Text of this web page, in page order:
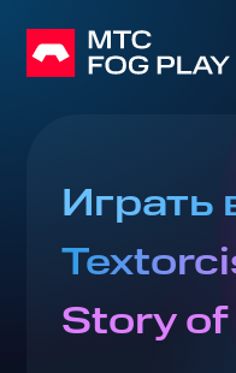
Играть
Story of